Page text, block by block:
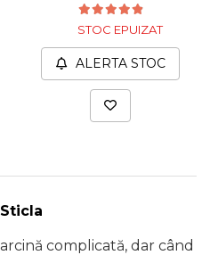
STOC EPUIZAT
ALERTA STOC
complicată, dar când